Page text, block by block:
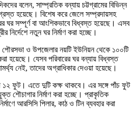
বলেন, সাম্প্রতিক বন্যায় চট্টগ্রামের বিভিন্ন
হয়েছে। বিশেষ করে জেলে সম্প্রদায়সহ
ঘর সম্পূর্ণ বা আংশিকভাবে বিধ্বস্ত হয়েছে। এসব
নির্দেশে নতুন ঘর নির্মাণ করা হচ্ছে।
পৌরসভা ও উপজেলার নয়টি ইউনিয়ন থেকে ১০০টি
হয়েছে। যেসব পরিবারের ঘর বন্যায় বিধ্বস্ত
নেই, তাদের অগ্রাধিকার দেওয়া হয়েছে।
১২ ফুট। এতে দুটি কক্ষ থাকবে। এর সঙ্গে পাঁচ ফুট
শৌচাগার নির্মাণ করা হচ্ছে। প্রাকৃতিক
আরসিসি পিলার, কাঠ ও টিন ব্যবহার করা